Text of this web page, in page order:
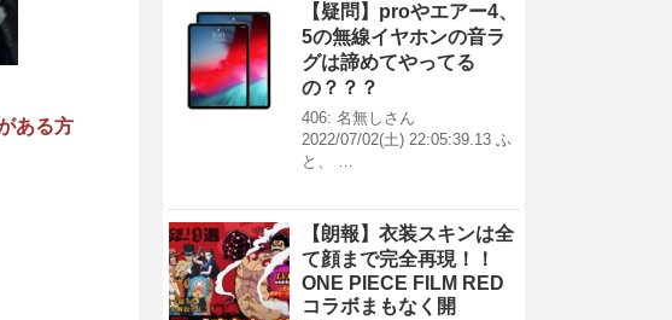
ある方
【疑問】proやエアー4、
5の無線イヤホンの音ラ
グは諦めてやってる
の？？？
406: 名無しさん
2022/07/02(土) 22:05:39.13 ふ
と、 …
【朗報】衣装スキンは全
て顔まで完全再現！！
ONE PIECE FILM RED
コラボまもなく開